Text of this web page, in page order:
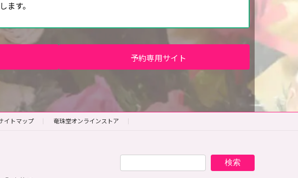
ます。
予約専用サイト
イトマップ 奄珠堂オンラインストア
検索